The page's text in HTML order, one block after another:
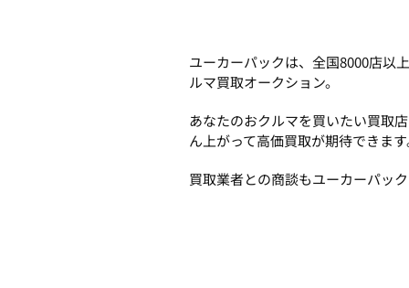
ユーカーパックは、全国8000店以
ルマ買取オークション。
あなたのおクルマを買いたい買取
ん上がって高価買取が期待できま
買取業者との商談もユーカーパッ